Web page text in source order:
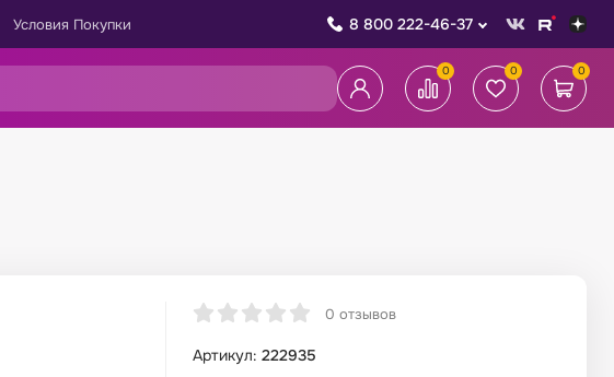
Условия Покупки 8 800 222-46-37
0 0 0
0 отзывов
Артикул: 222935